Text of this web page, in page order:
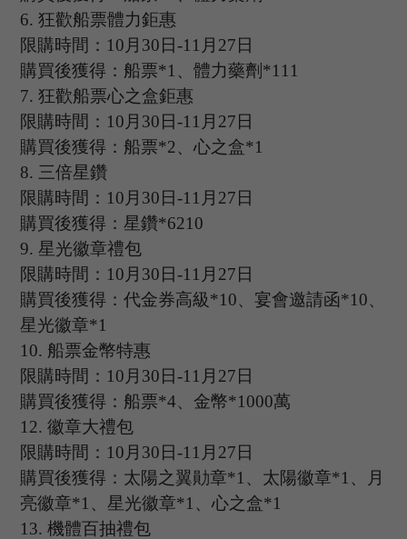
6. 狂歡船票體力鉅惠
限購時間： 10 月 30日-11 月 27日
購買後獲得：船票*1、體力藥劑*111
7. 狂歡船票心之盒鉅惠
限購時間： 10 月 30日-11 月 27日
購買後獲得：船票*2、心之盒*1
8. 三倍星鑽
限購時間： 10 月 30日-11 月 27日
購買後獲得：星鑽*6210
9. 星光徽章禮包
限購時間： 10 月 30日-11 月 27日
購買後獲得：代金券高級*10、宴會邀請函*10、
星光徽章*1
10. 船票金幣特惠
限購時間： 10 月 30日-11 月 27日
購買後獲得：船票*4、金幣*1000萬
12. 徽章大禮包
限購時間： 10 月 30日-11 月 27日
購買後獲得：太陽之翼勛章*1、太陽徽章*1、月
亮徽章*1、星光徽章*1、心之盒*1
13. 機體百抽禮包